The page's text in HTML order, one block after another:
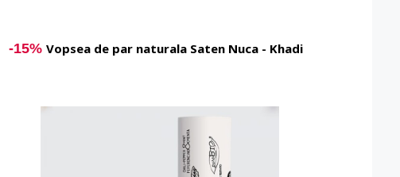
-15% Vopsea de par naturala Saten Nuca - Khadi